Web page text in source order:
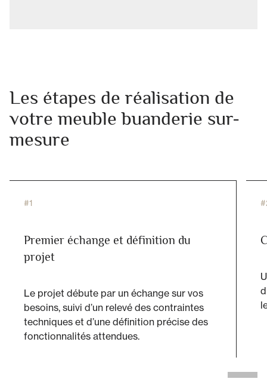
Les étapes de réalisation de
votre meuble buanderie sur-
mesure
#1
Premier échange et définition du
projet
Le projet débute par un échange sur vos
besoins, suivi d’un relevé des contraintes
techniques et d’une définition précise des
fonctionnalités attendues.